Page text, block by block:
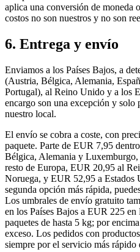
aplica una conversión de moneda
costos no son nuestros y no son
6. Entrega y envío
Enviamos a los Países Bajos, a
(Austria, Bélgica, Alemania,
Portugal), al Reino Unido y a los
encargo son una excepción y solo
nuestro local.
El envío se cobra a coste, con
paquete. Parte de EUR 7,95
Bélgica, Alemania y
resto de Europa, EUR 20,95 al
Noruega, y EUR 52,95 a Estados
segunda opción más rápida,
Los umbrales de envío gratuito
en los Países Bajos a EUR 225
paquetes de hasta 5 kg; por
exceso. Los pedidos con
siempre por el servicio más